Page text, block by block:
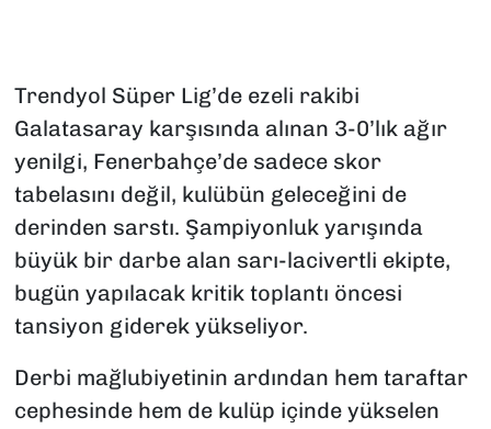
Trendyol Süper Lig’de ezeli rakibi
Galatasaray karşısında alınan 3-0’lık ağır
yenilgi, Fenerbahçe’de sadece skor
tabelasını değil, kulübün geleceğini de
derinden sarstı. Şampiyonluk yarışında
büyük bir darbe alan sarı-lacivertli ekipte,
bugün yapılacak kritik toplantı öncesi
tansiyon giderek yükseliyor.
Derbi mağlubiyetinin ardından hem taraftar
cephesinde hem de kulüp içinde yükselen